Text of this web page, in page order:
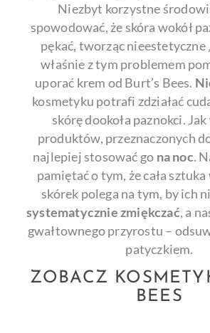
Niezbyt korzystne
spowodować, że skóra wokół
pękać, tworząc nieestetyczne
właśnie z tym problemem
uporać krem od Burt’s Bees.
kosmetyku potrafi zdziałać
skórę dookoła paznokci.
produktów, przeznaczonych
najlepiej stosować go na noc.
pamiętać o tym, że cała
skórek polega na tym, by ich
systematycznie zmiękczać, a
gwałtownego przyrostu –
patyczkiem.
ZOBACZ
BEES